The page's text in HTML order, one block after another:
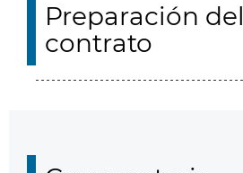
Preparación del
contrato